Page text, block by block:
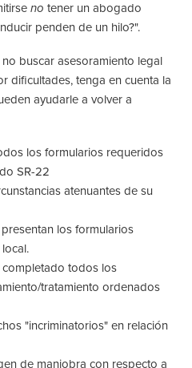
notener un abogado
penden de un hilo?".
buscar asesoramiento legal
dificultades, tenga en cuenta la
ayudarle a volver a
los formularios requeridos
SR-22
atenuantes de su
los formularios
todos los
tratamiento ordenados
"incriminatorios" en relación
de maniobra con respecto a